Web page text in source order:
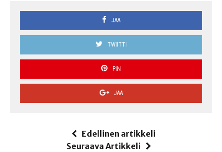
JAA
TWIITTI
PIN
JAA
Edellinen artikkeli
Seuraava Artikkeli